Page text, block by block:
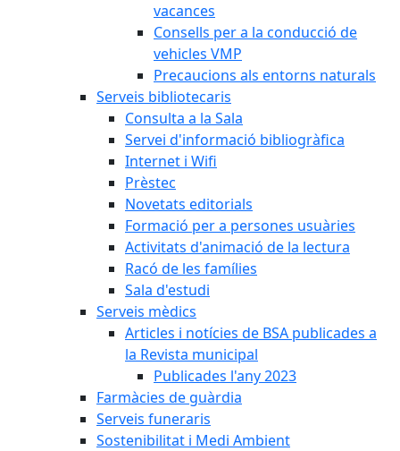
vacances
Consells per a la conducció de
vehicles VMP
Precaucions als entorns naturals
Serveis bibliotecaris
Consulta a la Sala
Servei d'informació bibliogràfica
Internet i Wifi
Prèstec
Novetats editorials
Formació per a persones usuàries
Activitats d'animació de la lectura
Racó de les famílies
Sala d'estudi
Serveis mèdics
Articles i notícies de BSA publicades a
la Revista municipal
Publicades l'any 2023
Farmàcies de guàrdia
Serveis funeraris
Sostenibilitat i Medi Ambient